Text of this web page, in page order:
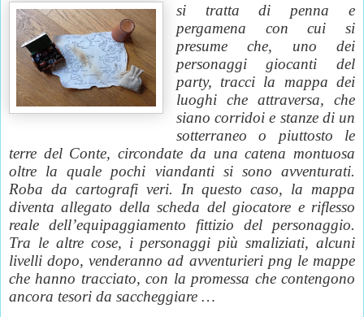
si tratta di penna e
pergamena con cui si
presume che, uno dei
personaggi giocanti del
party, tracci la mappa dei
luoghi che attraversa, che
siano corridoi e stanze di un
sotterraneo o piuttosto le
terre del Conte, circondate da una catena montuosa
oltre la quale pochi viandanti si sono avventurati.
Roba da cartografi veri. In questo caso, la mappa
diventa allegato della scheda del giocatore e riflesso
reale dell’equipaggiamento fittizio del personaggio.
Tra le altre cose, i personaggi più smaliziati, alcuni
livelli dopo, venderanno ad avventurieri png le mappe
che hanno tracciato, con la promessa che contengono
ancora tesori da saccheggiare …